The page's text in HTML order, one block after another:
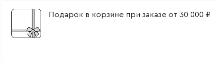
Подарок в корзине при заказе от 30 000 ₽